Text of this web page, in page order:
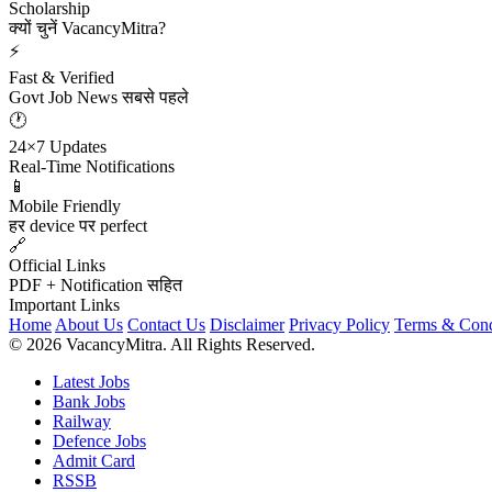
Scholarship
क्यों चुनें VacancyMitra?
⚡
Fast & Verified
Govt Job News सबसे पहले
🕐
24×7 Updates
Real-Time Notifications
📱
Mobile Friendly
हर device पर perfect
🔗
Official Links
PDF + Notification सहित
Important Links
Home About Us Contact Us Disclaimer Privacy Policy Terms &
© 2026 VacancyMitra. All Rights Reserved.
Latest Jobs
Bank Jobs
Railway
Defence Jobs
Admit Card
RSSB